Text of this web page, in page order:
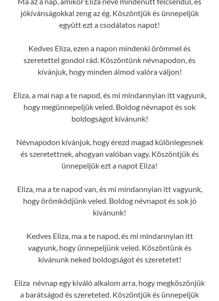
jókívánságokkal zeng az ég. Köszöntjük és ünnepeljük
együtt ezt a csodálatos napot!
Kedves Eliza, ezen a napon mindenki örömmel és
szeretettel gondol rád. Köszöntünk névnapodon, és
kívánjuk, hogy minden álmod valóra váljon!
Eliza, a mai nap a te napod, és mi mindannyian itt vagyunk,
hogy megünnepeljük veled. Boldog névnapot és sok
boldogságot kívánunk!
Névnapodon kívánjuk, hogy érezd magad különlegesnek
és szeretettnek, ahogyan valóban vagy. Köszöntjük és
ünnepeljük ezt a napot Eliza!
Eliza, ma a te napod van, és mi mindannyian itt vagyunk,
hogy örömködjünk veled. Boldog névnapot és sok jó
kívánunk!
Kedves Eliza, ma a te napod, és mi mindannyian itt
vagyunk, hogy ünnepeljünk veled. Köszöntünk és
kívánunk neked boldogságot és szeretetet!
Eliza névnap egy kiváló alkalom arra, hogy megköszönjük
a barátságod és szereteted. Köszöntjük és ünnepeljük